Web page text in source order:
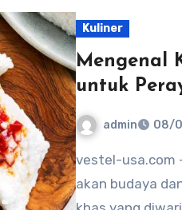
Kuliner
Mengenal
untuk
admin 08/
vestel-usa.com – Sri Lanka, sebuah pulau yang kaya
akan budaya